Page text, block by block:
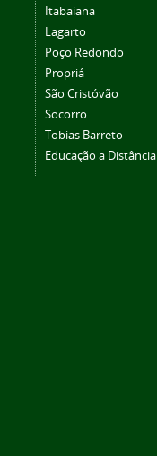
Itabaiana
Lagarto
Poço Redondo
Propriá
São Cristóvão
Socorro
Tobias Barreto
Educação a Distância